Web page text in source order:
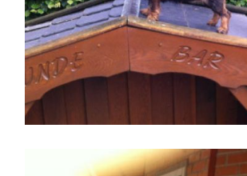
Mostrando
Perro Teckel